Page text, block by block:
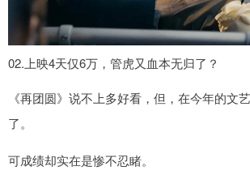
02.上映4天仅6万，管虎又血本无归了？
《再团圆》说不上多好看，但，在今年的文
了。
可成绩却实在是惨不忍睹。